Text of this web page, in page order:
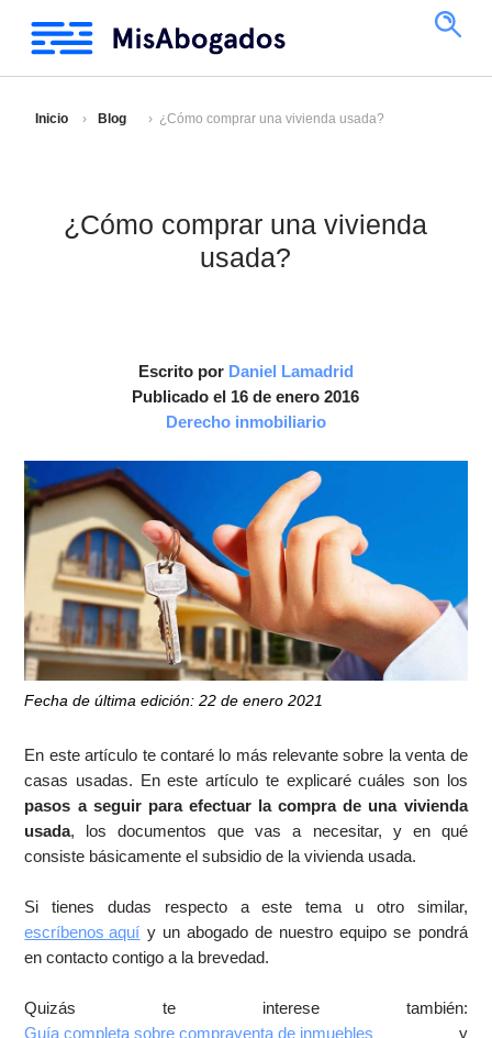
Inicio Blog ¿Cómo comprar una vivienda usada?
¿Cómo comprar una vivienda
usada?
Escrito por Daniel Lamadrid
Publicado el 16 de enero 2016
Derecho inmobiliario
Fecha de última edición: 22 de enero 2021
En este artículo te contaré lo más relevante sobre la venta de
casas usadas. En este artículo te explicaré cuáles son los
pasos a seguir para efectuar la compra de una vivienda
usada, los documentos que vas a necesitar, y en qué
consiste básicamente el subsidio de la vivienda usada.
Si tienes dudas respecto a este tema u otro similar,
escríbenos aquí y un abogado de nuestro equipo se pondrá
en contacto contigo a la brevedad.
Quizás te interese también:
Guía completa sobre compraventa de inmuebles y